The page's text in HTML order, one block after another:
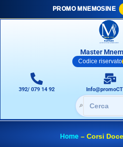
PROMO MNEMOSINE
Master
Codice riservato
392/ 079 14 92
🔎
Home– Corsi